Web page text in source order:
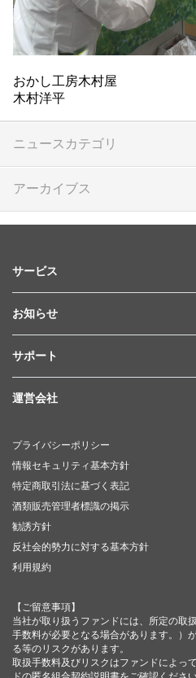
おかし工房木村屋
木村洋平
ニュースカテゴリ
アーカイブス
サービス
お知らせ
サポート
運営会社
プライバシーポリシー
情報セキュリティ基本方針
特定商取引法に基づく表記
酒類販売管理者標識の掲示
勧誘方針
反社会的勢力に対する基本方針
利用規約
【ご留意事項】
当社が取り扱うファンドには、所定の取
手数料が必要となる場合があります。）
る等のリスクがあります。
取扱手数料及びリスクはファンドによっ